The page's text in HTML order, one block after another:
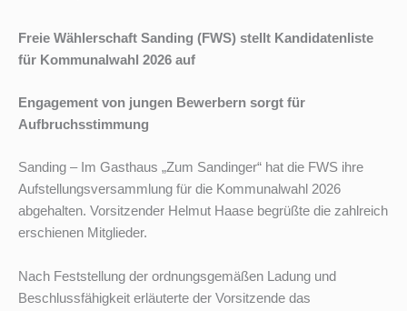
Freie Wählerschaft Sanding (FWS) stellt Kandidatenliste
für Kommunalwahl 2026 auf
Engagement von jungen Bewerbern sorgt für
Aufbruchsstimmung
Sanding – Im Gasthaus „Zum Sandinger“ hat die FWS ihre
Aufstellungsversammlung für die Kommunalwahl 2026
abgehalten. Vorsitzender Helmut Haase begrüßte die zahlreich
erschienen Mitglieder.
Nach Feststellung der ordnungsgemäßen Ladung und
Beschlussfähigkeit erläuterte der Vorsitzende das